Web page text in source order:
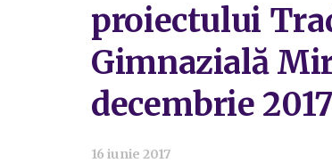
proiectului
Gimnazială
decembrie 2017
16 iunie 2017